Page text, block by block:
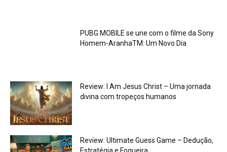
PUBG MOBILE se une com o filme da Sony
Homem-AranhaTM: Um Novo Dia
Review: I Am Jesus Christ – Uma jornada
divina com tropeços humanos
Review: Ultimate Guess Game – Dedução,